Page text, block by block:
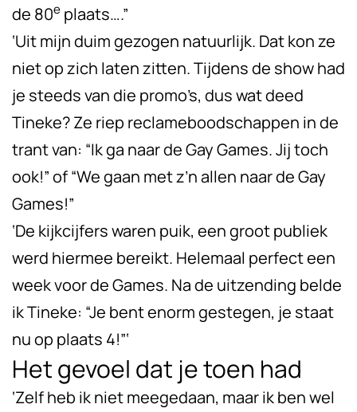
de 80e plaats….”
‘Uit mijn duim gezogen natuurlijk. Dat kon ze
niet op zich laten zitten. Tijdens de show had
je steeds van die promo’s, dus wat deed
Tineke? Ze riep reclameboodschappen in de
trant van: “Ik ga naar de Gay Games. Jij toch
ook!” of “We gaan met z’n allen naar de Gay
Games!”
‘De kijkcijfers waren puik, een groot publiek
werd hiermee bereikt. Helemaal perfect een
week voor de Games. Na de uitzending belde
ik Tineke: “Je bent enorm gestegen, je staat
nu op plaats 4!”‘
Het gevoel dat je toen had
‘Zelf heb ik niet meegedaan, maar ik ben wel